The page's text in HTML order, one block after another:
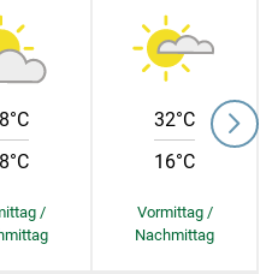
content
32°C
16°C